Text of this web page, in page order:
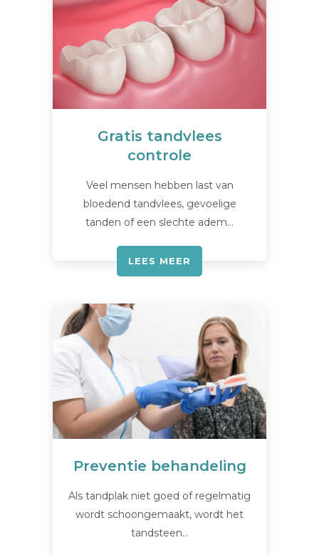
Gratis tandvlees
controle
Veel mensen hebben last van
bloedend tandvlees, gevoelige
tanden of een slechte adem…
LEES MEER
Preventie behandeling
Als tandplak niet goed of regelmatig
wordt schoongemaakt, wordt het
tandsteen…